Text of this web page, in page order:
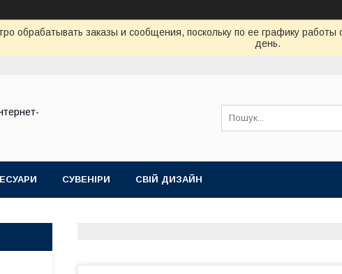
обрабатывать заказы и сообщения, поскольку по ее графику
день.
СУВЕНІРИ СВІЙ ДИЗАЙН